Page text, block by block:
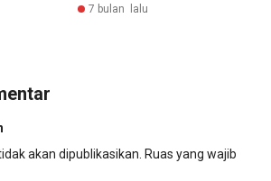
7 bulan lalu
akan dipublikasikan. Ruas yang wajib